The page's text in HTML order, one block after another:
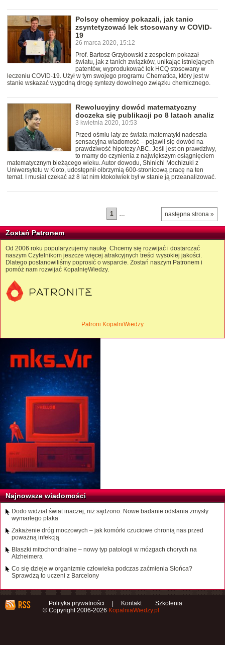
Polscy chemicy pokazali, jak tanio
zsyntetyzować lek stosowany w COVID-
19
26 marca 2020, 15:12
Prof. Bartosz Grzybowski z zespołem pokazał
światu, jak z tanich związków, unikając istniejących
patentów, wyprodukować lek HCQ stosowany w
leczeniu COVID-19. Użył w tym swojego programu Chematica, który jest w
stanie wskazać wygodną drogę syntezy dowolnego związku chemicznego.
Rewolucyjny dowód matematyczny
doczeka się publikacji po 8 latach analiz
3 kwietnia 2020, 10:53
Przed ośmiu laty ze świata matematyki nadeszła
sensacyjna wiadomość – pojawił się dowód na
prawdziwość hipotezy ABC. Jeśli jest on prawdziwy,
to mamy do czynienia z największym osiągnięciem
matematycznym bieżącego wieku. Autor dowodu, Shinichi Mochizuki z
Uniwersytetu w Kioto, udostępnił olbrzymią 600-stronicową pracę na ten
temat. I musiał czekać aż 8 lat nim ktokolwiek był w stanie ją przeanalizować.
następna strona »
1 …
Zostań Patronem
Od 2006 roku popularyzujemy naukę. Chcemy się rozwijać i dostarczać
naszym Czytelnikom jeszcze więcej atrakcyjnych treści wysokiej jakości.
Dlatego postanowiliśmy poprosić o wsparcie. Zostań naszym Patronem i
pomóż nam rozwijać KopalnięWiedzy.
Patroni KopalniWiedzy
Najnowsze wiadomości
Dodo widział świat inaczej, niż sądzono. Nowe badanie odsłania zmysły
wymarłego ptaka
Zakażenie dróg moczowych – jak komórki czuciowe chronią nas przed
poważną infekcją
Blaszki mitochondrialne – nowy typ patologii w mózgach chorych na
Alzheimera
Co się dzieje w organizmie człowieka podczas zaćmienia Słońca?
Sprawdzą to uczeni z Barcelony
Polityka prywatności | Kontakt
Szkolenia
© Copyright 2006-2026 KopalniaWiedzy.pl